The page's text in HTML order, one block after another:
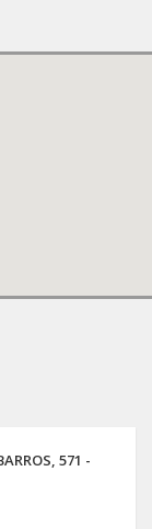
571 -